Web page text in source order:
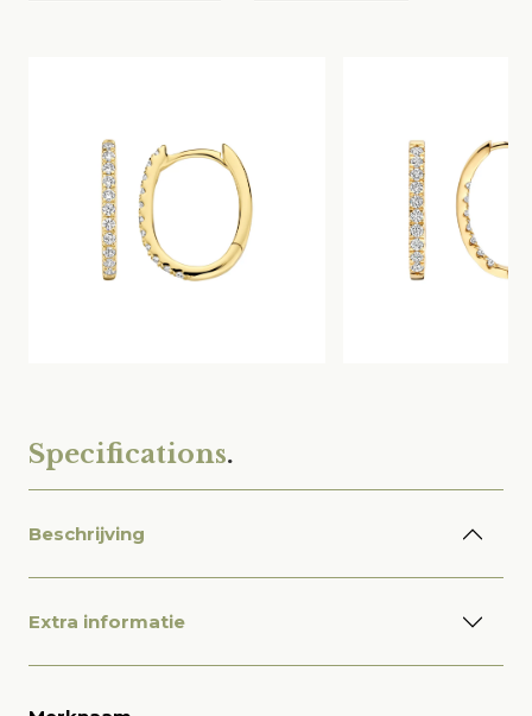
Specifications.
Beschrijving
Extra informatie